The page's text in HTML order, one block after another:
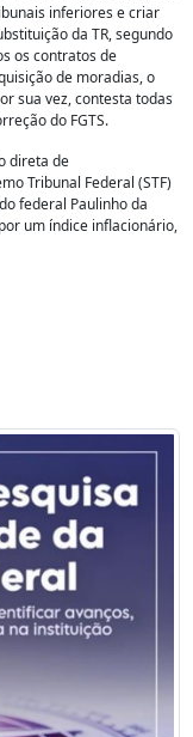
inferiores e criar
da TR, segundo
os contratos de
de moradias, o
sua vez, contesta todas
do FGTS.
direta de
Tribunal Federal (STF)
federal Paulinho da
um índice inflacionário,